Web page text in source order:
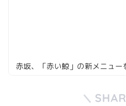
赤坂、「赤い鯨」の新メニュー